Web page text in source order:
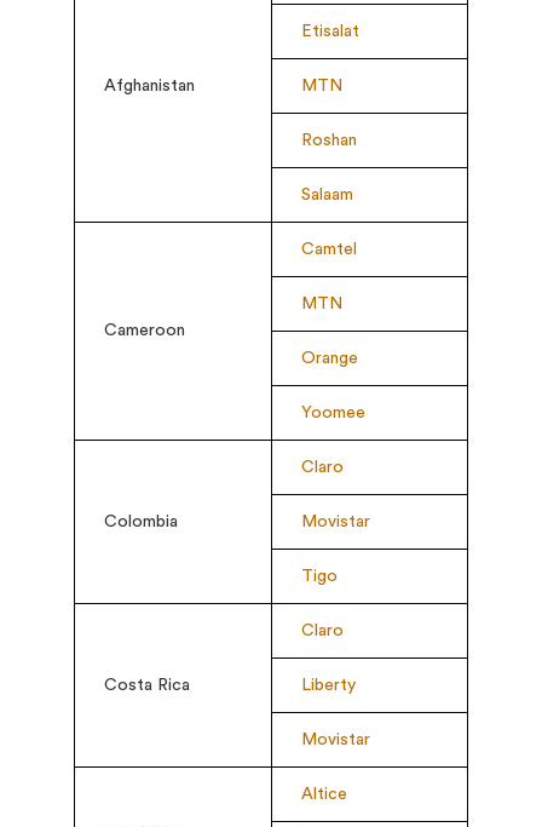
Afghanistan
Etisalat
MTN
Roshan
Salaam
Cameroon
Camtel
MTN
Orange
Yoomee
Colombia
Claro
Movistar
Tigo
Costa Rica
Claro
Liberty
Movistar
Altice